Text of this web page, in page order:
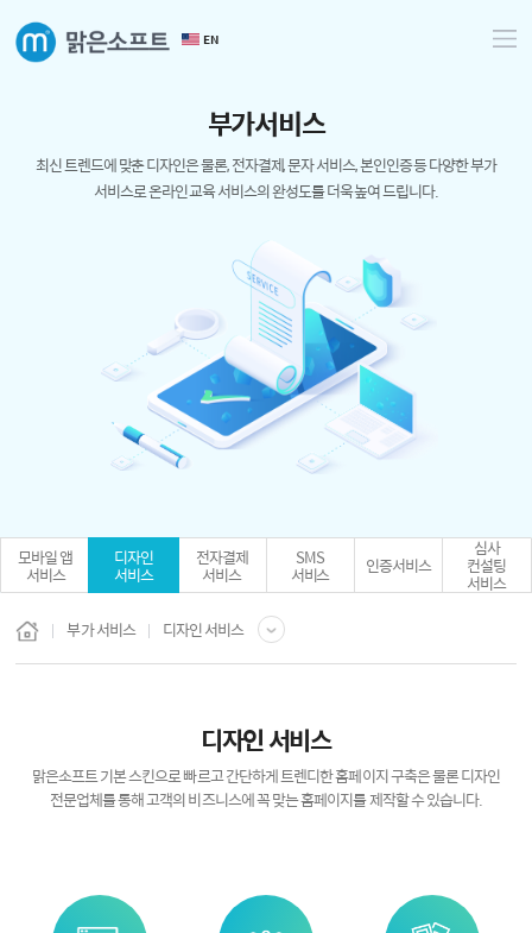
EN
부가서비스
최신 트렌드에 맞춘 디자인은 물론,전자결제, 문자 서비스, 본인인증 등 다양한 부가
서비스로온라인 교육 서비스의 완성도를 더욱 높여 드립니다.
모바일 앱
서비스
디자인
서비스
전자결제
서비스
SMS
서비스 인증서비스
심사
컨설팅
서비스
부가 서비스
디자인 서비스
디자인 서비스
맑은소프트 기본 스킨으로 빠르고 간단하게 트렌디한 홈페이지 구축은 물론디자인
전문업체를 통해 고객의 비즈니스에 꼭 맞는 홈페이지를 제작할 수 있습니다.